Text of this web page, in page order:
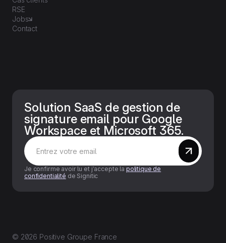
RSE
Jobs
Contact
Solution SaaS de gestion de
signature email pour Google
Workspace et Microsoft 365.
Je confirme avoir lu et j’accepte la politique de
confidentialité de Signitic
© 2026 Positive Groupe France